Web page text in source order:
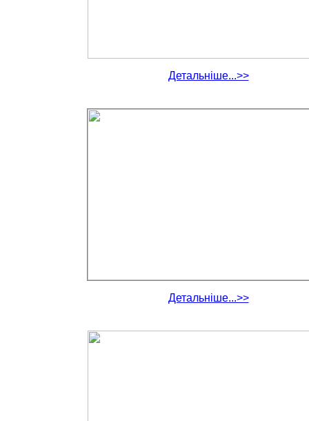
Детальніше...>>
Детальніше...>>